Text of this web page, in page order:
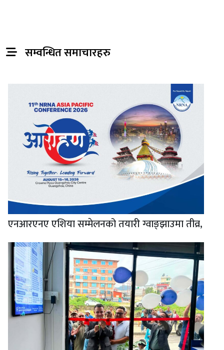
सम्वन्धित समाचारहरु
एनआरएनए एशिया सम्मेलनको तयारी ग्वाङ्झाउमा तीव्र,